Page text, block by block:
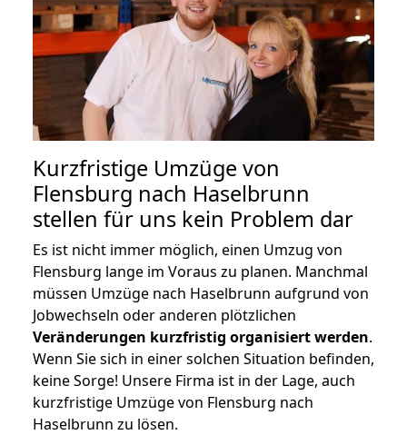
Kurzfristige Umzüge von
Flensburg nach Haselbrunn
stellen für uns kein Problem dar
Es ist nicht immer möglich, einen Umzug von
Flensburg lange im Voraus zu planen. Manchmal
müssen Umzüge nach Haselbrunn aufgrund von
Jobwechseln oder anderen plötzlichen
Veränderungen kurzfristig organisiert werden.
Wenn Sie sich in einer solchen Situation befinden,
keine Sorge! Unsere Firma ist in der Lage, auch
kurzfristige Umzüge von Flensburg nach
Haselbrunn zu lösen.